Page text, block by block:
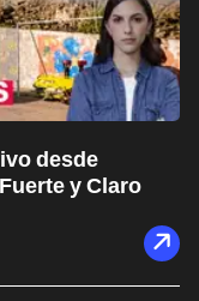
desde
y Claro